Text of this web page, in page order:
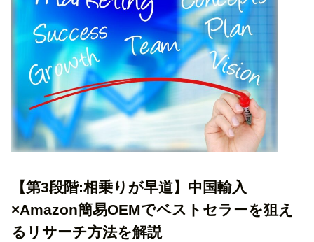
【第3段階:相乗りが早道】中国輸入
×Amazon簡易OEMでベストセラーを狙え
るリサーチ方法を解説